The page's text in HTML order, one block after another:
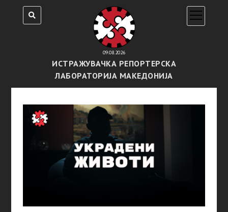
09.08.2026
ИСТРАЖУВАЧКА РЕПОРТЕРСКА
ЛАБОРАТОРИЈА МАКЕДОНИЈА
open
menu